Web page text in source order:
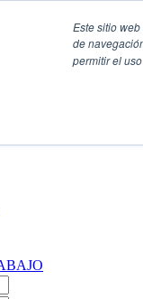
Este sitio
de
permitir el